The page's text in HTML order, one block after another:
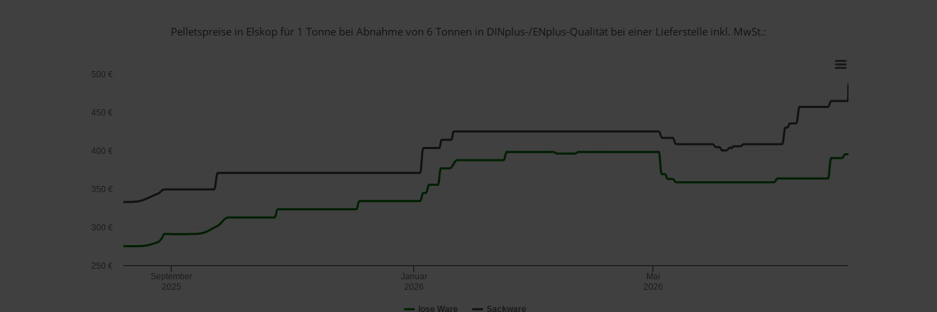
Pelletspreise in Elskop für 1 Tonne bei Abnahmevon 6 Tonnen in DINplus-/ENplus-Qualität bei einer Lieferstelle inkl. MwSt.:
lose Ware Sackware
September
2025
Januar
2026
Mai
2026
250 €
300 €
350 €
400 €
450 €
500 €